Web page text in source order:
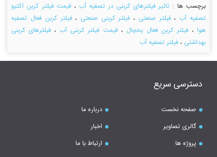
برچسب ها : تاثیر فیلترهای کربنی در تصفیه آب ،قیمت فیلتر کربن اکتیو
تصفیه آب ،فیلتر صنعتی ، فیلتر کربنی صنعتی ،فیلتر کربن فعال تصفیه
هوا ،فیلتر کربن فعال یخچال ،قیمت فیلتر کربنی آب ، فیلترهای کربنی
بهداشتی ،فیلتر تصفیه آب
دسترسی سریع
صفحه نخست
درباره ما
گالری تصاویر
اخبار
پروژه ها
ارتباط با ما